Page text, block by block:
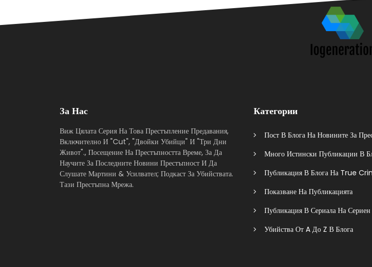
За Нас
Виж Цялата Серия На Това Престъпление Предавания,
Включително И "Cut", "Двойки Убийци" И "Три Дни
Живот"., Посещение На Престъпността Време, За Да
Научите За Последните Новини Престъпност И Да
Слушате Мартини & Усилвател; Подкаст За Убийствата.
Тази Престъпна Мрежа.
Категории
Пост В Блога На Новините За
Много Истински Публикации В
Публикация В Блога На True
Показване На Публикацията
Публикация В Сериала На
Убийства От A До Z В Блога